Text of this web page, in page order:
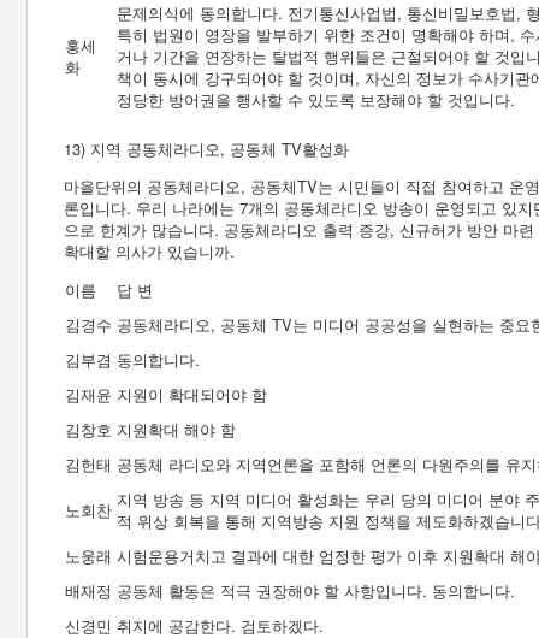
홍세
화
문제의식에 동의합니다. 전기통신사업법, 통신비밀보호법,
특히 법원이 영장을 발부하기 위한 조건이 명확해야 하며,
거나 기간을 연장하는 탈법적 행위들은 근절되어야 할 것
책이 동시에 강구되어야 할 것이며, 자신의 정보가 수사기
정당한 방어권을 행사할 수 있도록 보장해야 할 것입니다.
13) 지역 공동체라디오, 공동체 TV활성화
마을단위의 공동체라디오, 공동체TV는 시민들이 직접 참여하고 운
론입니다. 우리 나라에는 7개의 공동체라디오 방송이 운영되고 있
으로 한계가 많습니다. 공동체라디오 출력 증강, 신규허가 방안 마
확대할 의사가 있습니까.
이름
답 변
김경수 공동체라디오, 공동체 TV는 미디어 공공성을 실현하는 중
김부겸 동의합니다.
김재윤 지원이 확대되어야 함
김창호 지원확대 해야 함
김헌태 공동체 라디오와 지역언론을 포함해 언론의 다원주의를 유
노회찬 지역 방송 등 지역 미디어 활성화는 우리 당의 미디어 분야
적 위상 회복을 통해 지역방송 지원 정책을 제도화하겠습니
노웅래 시험운용거치고 결과에 대한 엄정한 평가 이후 지원확대 해
배재정 공동체 활동은 적극 권장해야 할 사항입니다. 동의합니다.
신경민 취지에 공감한다. 검토하겠다.